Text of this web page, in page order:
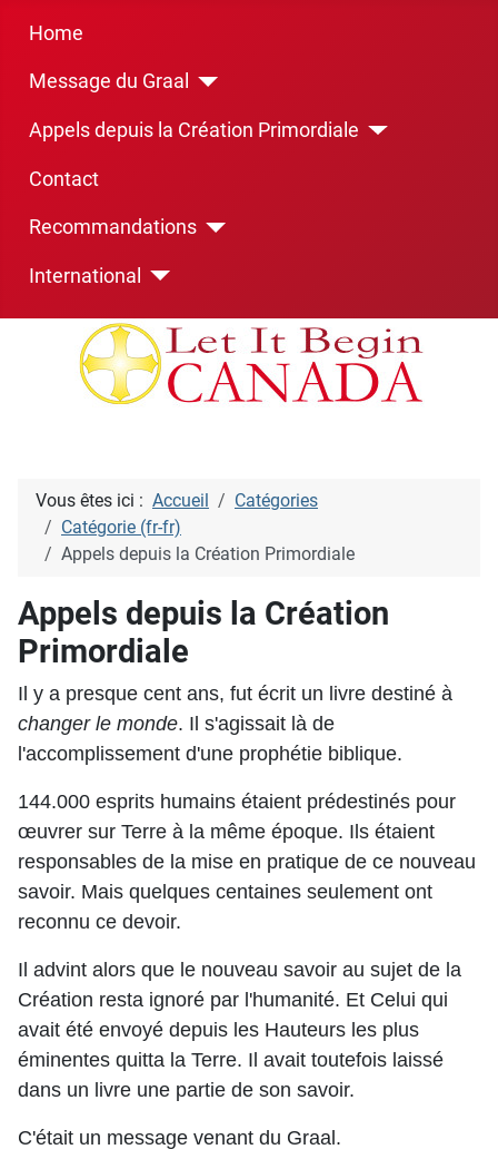
Home
Message du Graal
Appels depuis la Création Primordiale
Contact
Recommandations
International
Vous êtes ici : Accueil
Catégories
Catégorie (fr-fr)
Appels depuis la Création Primordiale
Appels depuis la Création
Primordiale
Il y a presque cent ans, fut écrit un livre destiné à
changer le monde. Il s'agissait là de
l'accomplissement d'une prophétie biblique.
144.000 esprits humains étaient prédestinés pour
œuvrer sur Terre à la même époque. Ils étaient
responsables de la mise en pratique de ce nouveau
savoir. Mais quelques centaines seulement ont
reconnu ce devoir.
Il advint alors que le nouveau savoir au sujet de la
Création resta ignoré par l'humanité. Et Celui qui
avait été envoyé depuis les Hauteurs les plus
éminentes quitta la Terre. Il avait toutefois laissé
dans un livre une partie de son savoir.
C'était un message venant du Graal.